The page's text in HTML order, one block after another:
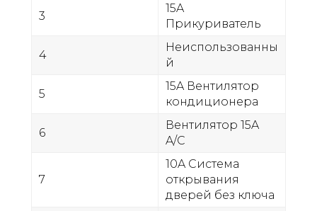
3
15A
Прикуриватель
4
Неиспользованны
й
5
15A Вентилятор
кондиционера
6
Вентилятор 15A
A/C
7
10A Система
открывания
дверей без ключа